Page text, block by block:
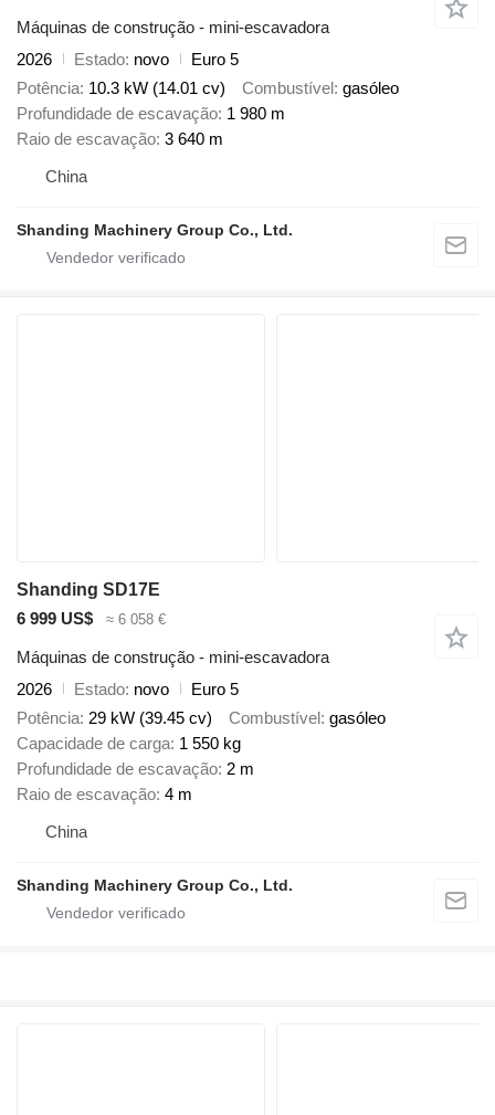
Máquinas de construção - mini-escavadora
2026
Estado novo
Euro 5
Potência 10.3 kW (14.01 cv) Combustível gasóleo
Profundidade de escavação 1 980 m
Raio de escavação 3 640 m
China
Shanding Machinery Group Co., Ltd.
Shanding SD17E
6 999 US$
≈ 6 058 €
Máquinas de construção - mini-escavadora
2026
Estado novo
Euro 5
Potência 29 kW (39.45 cv) Combustível gasóleo
Capacidade de carga 1 550 kg
Profundidade de escavação 2 m
Raio de escavação 4 m
China
Shanding Machinery Group Co., Ltd.